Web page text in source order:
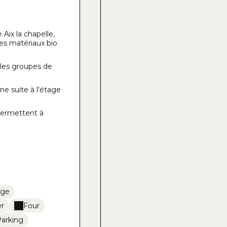
la chapelle,
matériaux bio
groupes de
suite à l'étage
à
Four